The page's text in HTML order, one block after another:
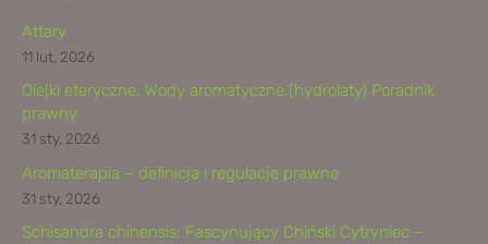
Attary
11 lut, 2026
Olejki eteryczne. Wody aromatyczne.(hydrolaty) Poradnik
prawny
31 sty, 2026
Aromaterapia – definicja i regulacje prawne
31 sty, 2026
Schisandra chinensis: Fascynujący Chiński Cytryniec –